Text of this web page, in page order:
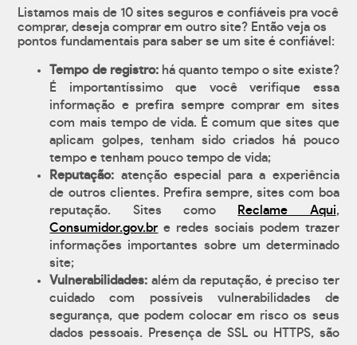
Listamos mais de 10 sites seguros e confiáveis pra você
comprar, deseja comprar em outro site? Então veja os
pontos fundamentais para saber se um site é confiável:
Tempo de registro:há quanto tempo o site existe?
É importantíssimo que você verifique essa
informação e prefira sempre comprar em sites
com mais tempo de vida. É comum que sites que
aplicam golpes, tenham sido criados há pouco
tempo e tenham pouco tempo de vida;
Reputação: atenção especial para a experiência
de outros clientes. Prefira sempre, sites com boa
reputação. Sites como
Reclame Aqui,
Consumidor.gov.br e redes sociais podem trazer
informações importantes sobre um determinado
site;
Vulnerabilidades: além da reputação, é preciso ter
cuidado com possíveis vulnerabilidades de
segurança, que podem colocar em risco os seus
dados pessoais. Presença de SSL ou HTTPS, são